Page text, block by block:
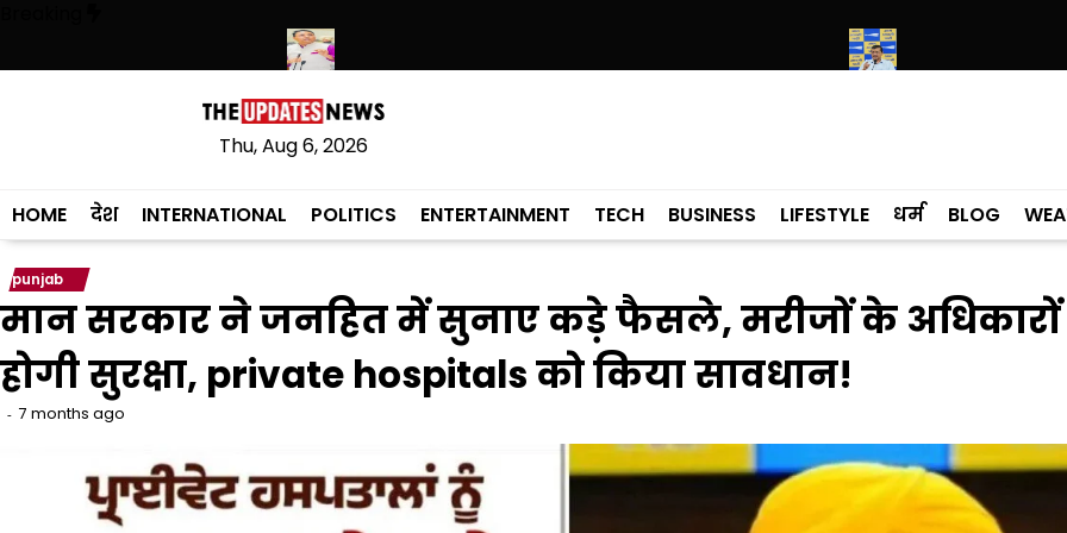
content
अमन अरोड़ा ने शाहकोट हलके में नौकरियों के मामले में कांग्रेसी विधायक लाडी को घेरा
Thu, Aug 6, 2026
HOME देश INTERNATIONAL POLITICS ENTERTAINMENT TECH BUSINESS LIFESTYLE धर्म BLOG
punjab
मान सरकार ने जनहित में सुनाए कड़े फैसले, मरीजों के
होगी सुरक्षा, private hospitals को किया सावधान!
7 months ago